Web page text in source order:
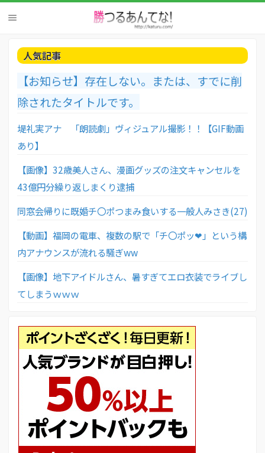
人気記事
【お知らせ】存在しない。または、すでに削
除されたタイトルです。
堤礼実アナ 「朗読劇」ヴィジュアル撮影！！【GIF動画
あり】
【画像】32歳美人さん、漫画グッズの注文キャンセルを
43億円分繰り返しまくり逮捕
同窓会帰りに既婚チ〇ポつまみ食いする一般人みさき(27)
【動画】福岡の電車、複数の駅で「チ〇ポッ❤」という構
内アナウンスが流れる騒ぎww
【画像】地下アイドルさん、暑すぎてエロ衣装でライブし
てしまうｗｗｗ